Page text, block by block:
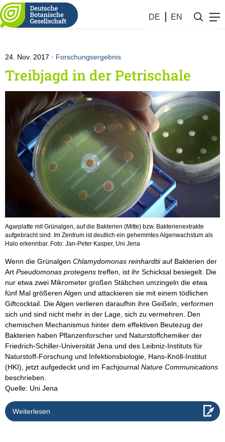
DE EN
Botanik #47 (2017)
24. Nov. 2017 Forschungsergebnis
Treibjagd in der Petrischale
Agarplatte mit Grünalgen, auf die Bakterien (Mitte) bzw. Bakterien­extrakte
aufgebracht sind. Im Zentrum ist deutlich ein gehemmtes Algenwachstum als
Halo erkennbar. Foto: Jan-Peter Kasper, Uni Jena
Wenn die Grünalgen Chlamydomonas reinhardtiiauf Bakterien der
Art Pseudomonas protegens treffen, ist ihr Schicksal besiegelt. Die
nur etwa zwei Mikrometer großen Stäbchen umzingeln die etwa
fünf Mal größeren Algen und attackieren sie mit einem tödlichen
Giftcocktail. Die Algen verlieren daraufhin ihre Geißeln, verformen
sich und sind nicht mehr in der Lage, sich zu vermehren. Den
chemischen Mechanismus hinter dem effektiven Beutezug der
Bakterien haben Pflanzenforscher und Naturstoffchemiker der
Friedrich-Schiller-Universität Jena und des Leibniz-Instituts für
Naturstoff-Forschung und Infektionsbiologie, Hans-Knöll-Institut
(HKI), jetzt aufgedeckt und im Fachjournal Nature Communications
beschrieben.
Quelle: Uni Jena
Weiterlesen